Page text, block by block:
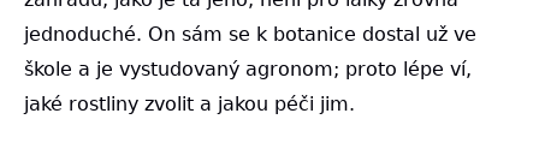
jednoduché. On sám se k botanice dostal už ve
škole a je vystudovaný agronom; proto lépe ví,
jaké rostliny zvolit a jakou péči jim.